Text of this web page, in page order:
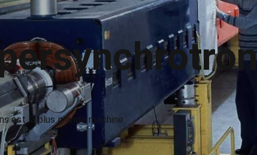
est la plus grande machine